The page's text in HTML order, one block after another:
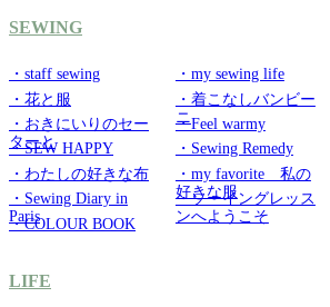
SEWING
・staff sewing
・my sewing life
・花と服
・着こなしバンビー
ニ
・おきにいりのセー
ターと
・Feel warmy
・SEW HAPPY
・Sewing Remedy
・わたしの好きな布
・my favorite 私の
好きな服
・Sewing Diary in
Paris
・ソーイングレッス
ンへようこそ
・COLOUR BOOK
LIFE